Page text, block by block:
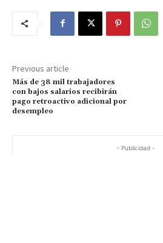
Previous article
Más de 38 mil trabajadores
con bajos salarios recibirán
pago retroactivo adicional por
desempleo
- Publicidad -